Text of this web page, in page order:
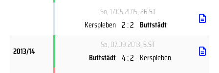
So, 17.05.2015, 26.ST
Kerspleben 2 : 2 Buttstädt
2013/14
Sa, 07.09.2013, 5.ST
Buttstädt 4 : 2 Kerspleben